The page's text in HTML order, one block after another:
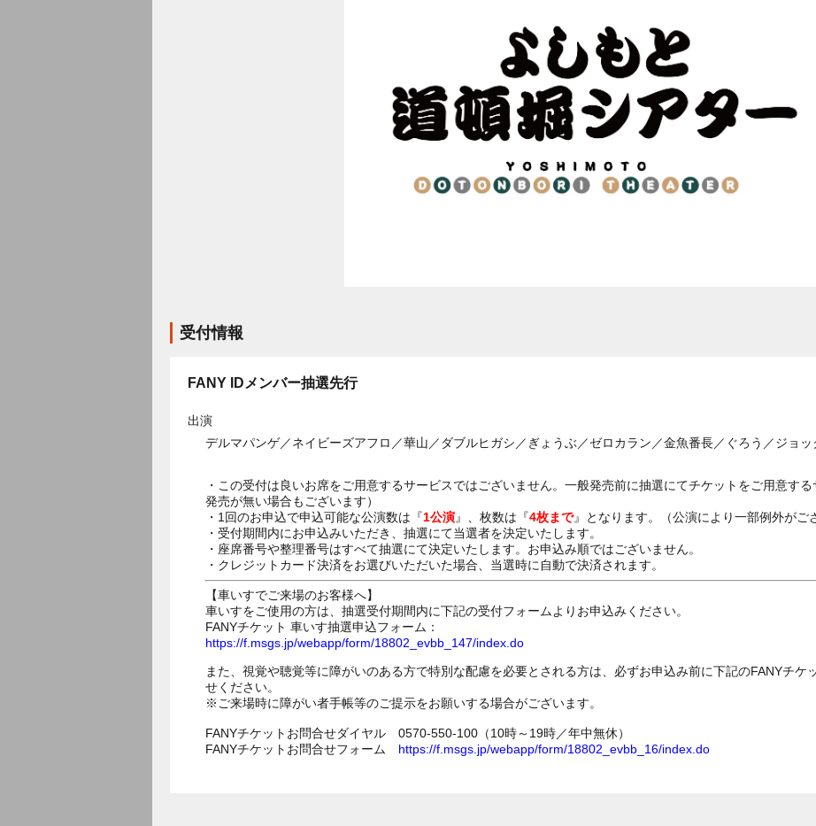
受付情報
FANY IDメンバー抽選先行
出演
デルマパンゲ／ネイビーズアフロ／華山／ダブルヒガシ／ぎょうぶ／ゼロカラン／金魚番長／ぐろう／ジョ
・この受付は良いお席をご用意するサービスではございません。一般発売前に抽選にてチケットをご用意す
発売が無い場合もございます）
・1回のお申込で申込可能な公演数は『1公演』、枚数は『4枚まで』となります。（公演により一部例外がご
・受付期間内にお申込みいただき、抽選にて当選者を決定いたします。
・座席番号や整理番号はすべて抽選にて決定いたします。お申込み順ではございません。
・クレジットカード決済をお選びいただいた場合、当選時に自動で決済されます。
【車いすでご来場のお客様へ】
車いすをご使用の方は、抽選受付期間内に下記の受付フォームよりお申込みください。
FANYチケット 車いす抽選申込フォーム：
https://f.msgs.jp/webapp/form/18802_evbb_147/index.do
また、視覚や聴覚等に障がいのある方で特別な配慮を必要とされる方は、必ずお申込み前に下記のFANYチケ
せください。
※ご来場時に障がい者手帳等のご提示をお願いする場合がございます。
FANYチケットお問合せダイヤル 0570-550-100（10時～19時／年中無休）
FANYチケットお問合せフォーム https://f.msgs.jp/webapp/form/18802_evbb_16/index.do